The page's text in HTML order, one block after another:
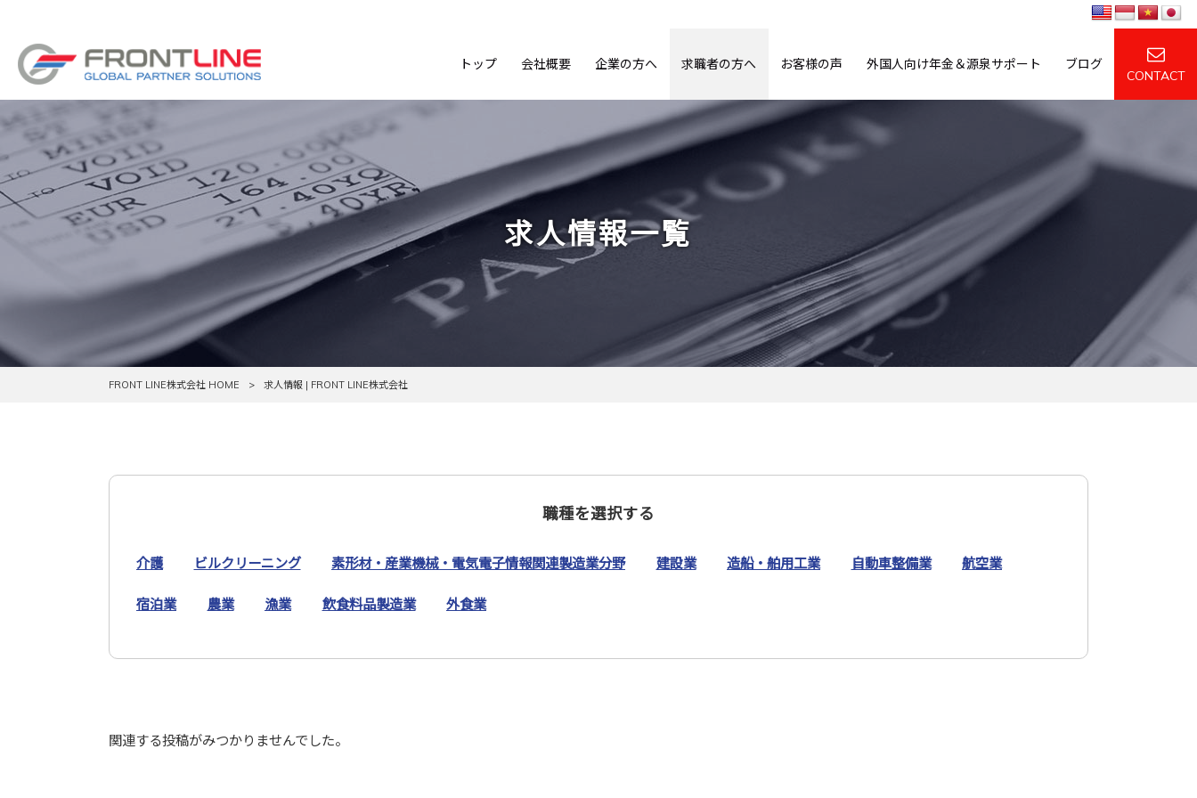
トップ 会社概要 企業の方へ 求職者の方へ お客様の声 外国人向け年金＆源泉サポート ブログ
CONTACT
求人情報一覧
FRONT LINE株式会社 HOME > 求人情報 | FRONT LINE株式会社
職種を選択する
介護 ビルクリーニング 素形材・産業機械・電気電子情報関連製造業分野 建設業 造船・舶用工業 自動車整備業 航空業
宿泊業 農業 漁業 飲食料品製造業 外食業
関連する投稿がみつかりませんでした。